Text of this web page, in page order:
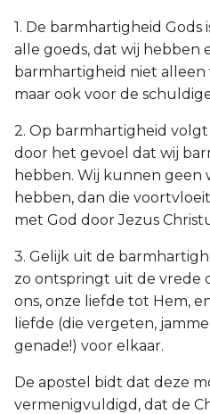
1. De barmhartigheid
alle goeds, dat wij hebben
barmhartigheid niet alleen
maar ook voor de
2. Op barmhartigheid
door het gevoel dat wij
hebben. Wij kunnen geen
hebben, dan die
met God door Jezus
3. Gelijk uit de
zo ontspringt uit de vrede
ons, onze liefde tot Hem,
liefde (die vergeten,
genade!) voor elkaar.
De apostel bidt dat deze
vermenigvuldigd, dat de